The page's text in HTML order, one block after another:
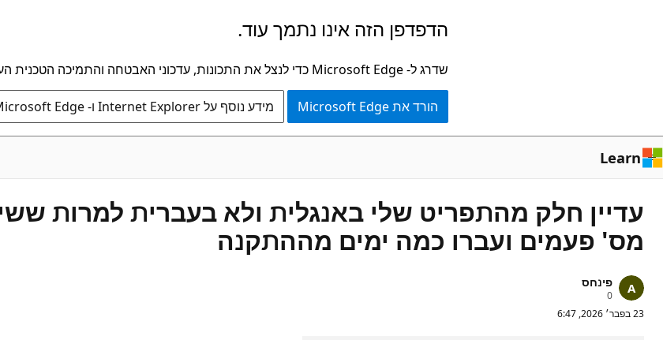
הדפדפן הזה אינו נתמך עוד.
שדרג ל- Microsoft Edge כדי לנצל את התכונות, עדכוני האבטחה והתמיכה הטכנית העדכניים ביותר.
הורד את Microsoft Edge מידע נוסף על Internet Explorer ו- Microsoft Edge
Learn
עדיין חלק מהתפריט שלי באנגלית ולא בעברית למרות
מס' פעמים ועברו כמה ימים מההתקנה
פינחס
0
נ
ק
23 בפבר׳ 2026, 6:47